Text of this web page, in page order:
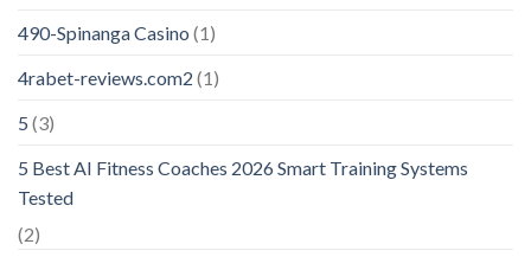
490-Spinanga Casino (1)
4rabet-reviews.com2 (1)
5 (3)
5 Best AI Fitness Coaches 2026 Smart Training Systems
Tested
(2)